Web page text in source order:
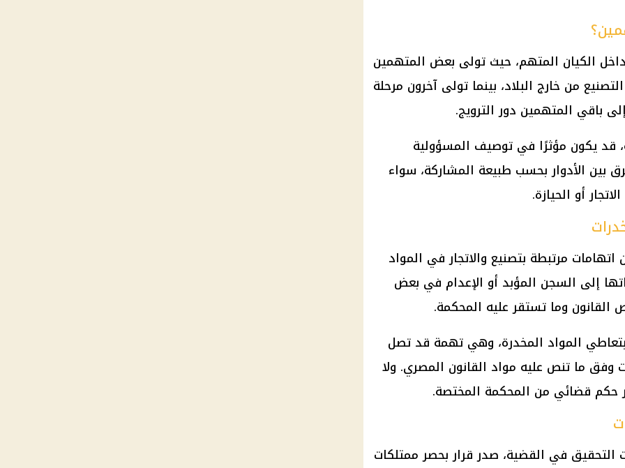
الكيان المتهم، حيث تولى بعض المتهمين
من خارج البلاد، بينما تولى آخرون مرحلة
باقي المتهمين دور الترويج.
قد يكون مؤثرًا في توصيف المسؤولية
بين الأدوار بحسب طبيعة المشاركة، سواء
أو الحيازة.
مرتبطة بتصنيع والاتجار في المواد
إلى السجن المؤبد أو الإعدام في بعض
وما تستقر عليه المحكمة.
المواد المخدرة، وهي تهمة قد تصل
الحبس لمدة 3 سنوات وفق ما تنص عليه مواد القانون المصري. ولا
حكم قضائي من المحكمة المختصة.
التحقيق في القضية، صدر قرار بحصر ممتلكات